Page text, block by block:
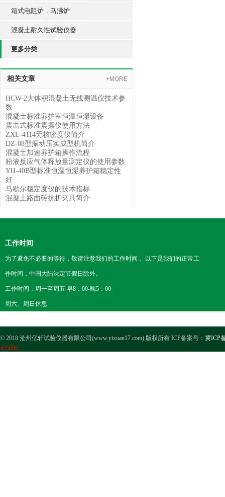
箱式电阻炉，马沸炉
混凝土耐久性试验仪器
更多分类
相关文章 +MORE
HCW-2大体积混凝土无线测温仪技术参
数
混凝土标准养护室恒温恒湿设备
震击式标准震摆仪使用方法
ZXL-4114无核密度仪简介
DZ-08型振动压实成型机简介
混凝土加速养护箱操作流程
粉液反应气体释放量测定仪的使用参数
YH-40B型标准恒温恒湿养护箱稳定性
好
马歇尔稳定度仪的技术指标
混凝土路面砖抗折夹具简介
工作时间
为了避免不必要的等待，敬请注意我们的工作时间 。以下是我们的正常工
作时间，中国大陆法定节假日除外。
工作时间：周一至周五 早8：00-晚5：00
周六、周日休息
© 2018 沧州亿轩试验仪器有限公司(www.yixuan17.com) 版权所有 ICP备案号： 冀ICP
425086